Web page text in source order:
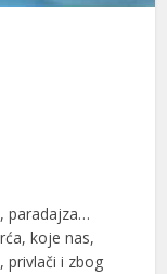
paradajza…
koje nas,
privlači i zbog